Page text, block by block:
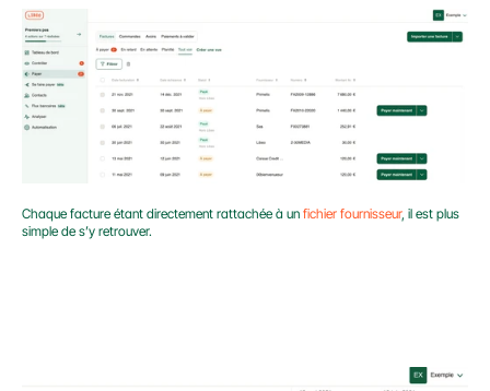
Chaque facture étant directement rattachée à un fichier fournisseur, il est plus
simple de s’y retrouver.